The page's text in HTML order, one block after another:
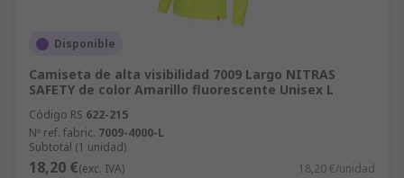
Disponible
Camiseta de alta visibilidad 7009 Largo NITRAS
SAFETY de color Amarillo fluorescente Unisex L
Código RS 622-215
Nº ref. fabric. 7009-4000-L
Subtotal (1 unidad)
18,20 €(exc. IVA) 18,20 €/unidad